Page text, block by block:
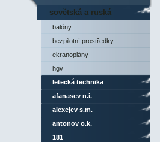
sovětská a ruská
technika
balóny
bezpilotní prostředky
ekranoplány
hgv
letecká technika
afanasev n.i.
alexejev s.m.
antonov o.k.
181